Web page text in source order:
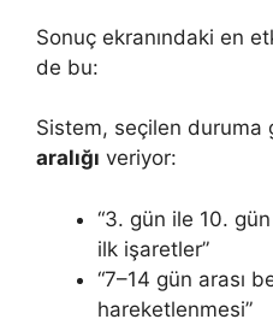
Sonuç ekranındaki en
de bu:
Sistem, seçilen duruma
aralığı veriyor:
“3. gün ile 10.
ilk işaretler”
“7–14 gün arası
hareketlenmesi”